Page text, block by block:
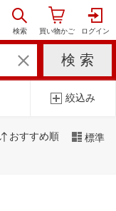
絞込み
おすすめ順 標準